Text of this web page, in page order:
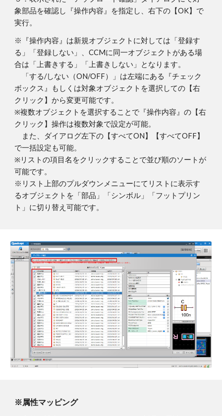
象部品を確認し『操作内容』を指定し、右下の【OK】で
実行。
※『操作内容』は新規オブジェクトに対しては「登録す
る」「登録しない」、CCMに同一オブジェクトがある場
合は「上書きする」「上書きしない」となります。
「する/しない（ON/OFF）」は左端にある『チェック
ボックス』もしくは対象オブジェクトを選択しての【右
クリック】から変更可能です。
※複数オブジェクトを選択することで『操作内容』の【右
クリック】操作は複数対象で設定が可能。
また、ダイアログ左下の【すべてON】【すべてOFF】
で一括設定も可能。
※リストの項目名をクリックすることで並び順のソートが
可能です。
※リスト上部のプルダウンメニューにてリストに表示す
るオブジェクトを「部品」「シンボル」「フットプリン
ト」に切り替え可能です。
※属性マッピング